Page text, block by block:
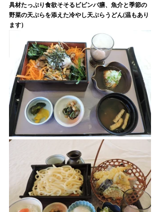
具材たっぷり食欲そそるビビンバ膳、魚介と季節の
野菜の天ぷらを添えた冷やし天ぷらうどん(温もあり
ます)